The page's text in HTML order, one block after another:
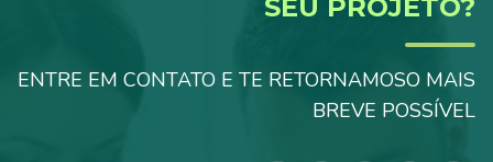
SEU PROJETO?
ENTRE EM CONTATO E TE RETORNAMOSO MAIS
BREVE POSSÍVEL